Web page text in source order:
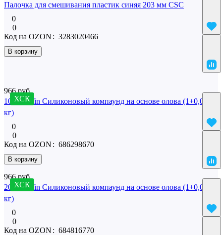
Палочка для смешивания пластик синяя 203 мм CSC
0
0
В корзину
Код на OZON : 3283020466
ХСК
966 руб.
10 SilcoTin Силиконовый компаунд на основе олова (1+0,02
кг)
0
0
В корзину
Код на OZON : 686298670
ХСК
966 руб.
20 SilcoTin Силиконовый компаунд на основе олова (1+0,02
кг)
0
0
Код на OZON : 684816770